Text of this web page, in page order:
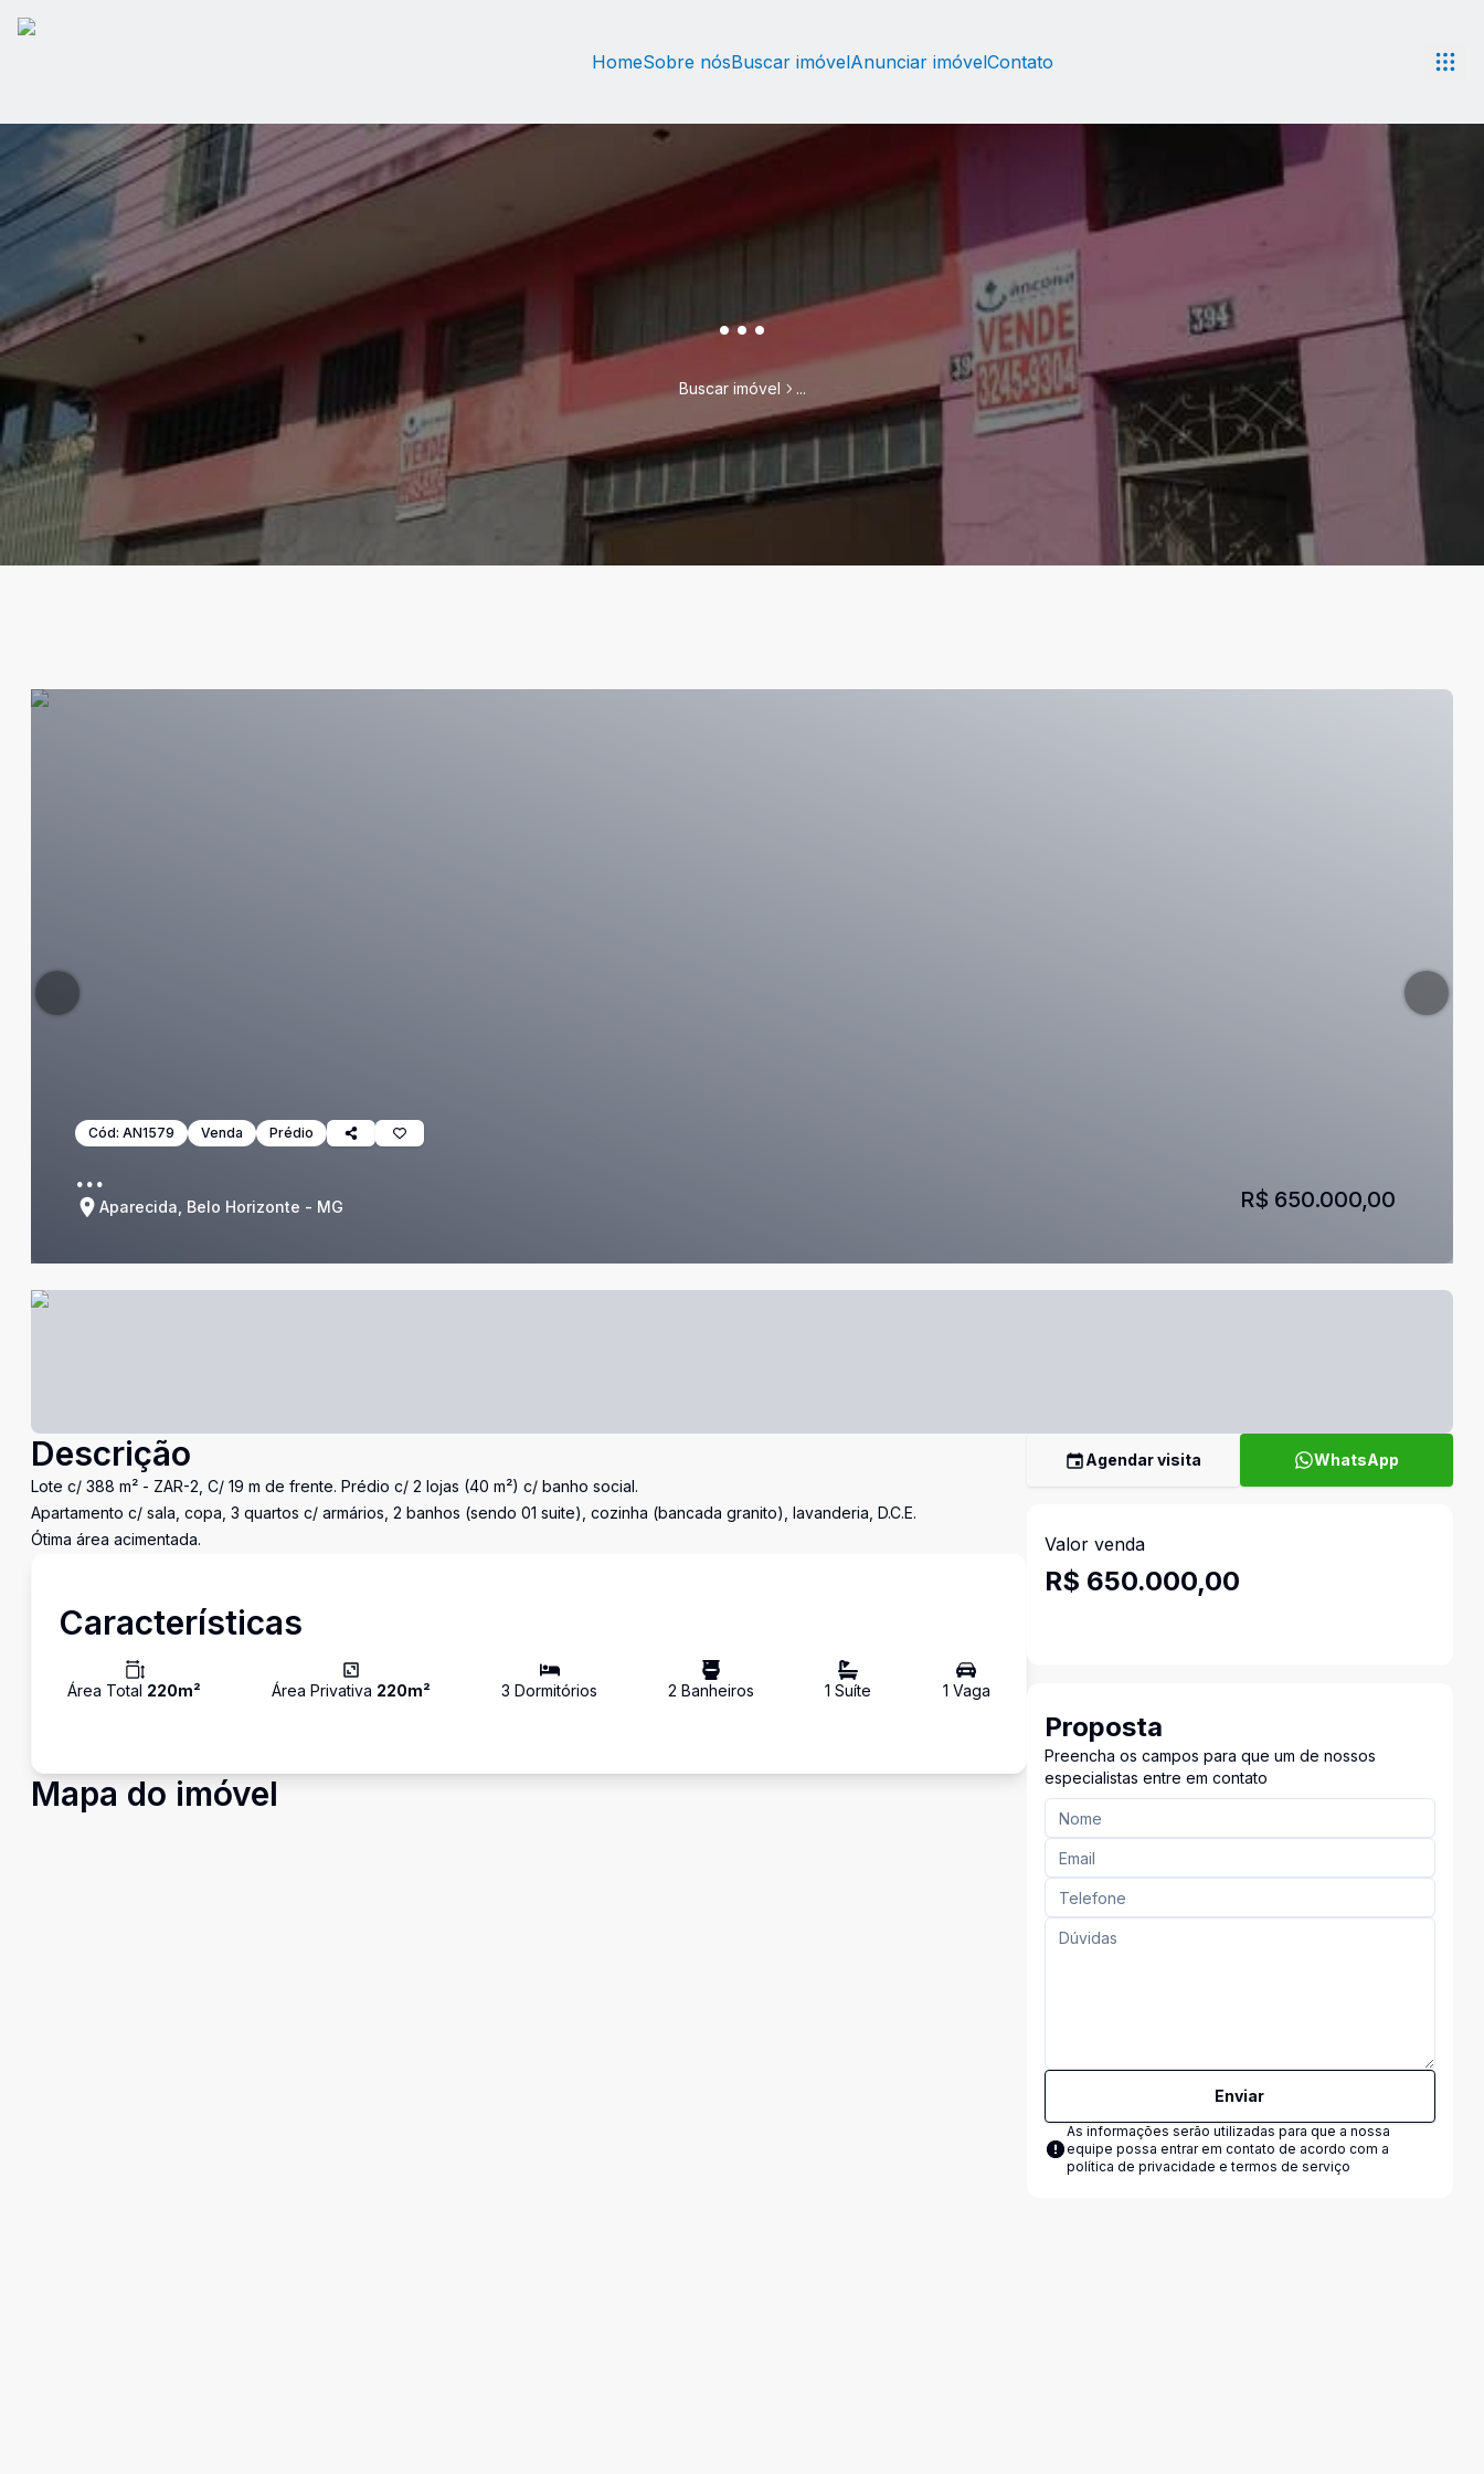
HomeSobre nósBuscar imóvelAnunciar imóvelContato
...
Buscar imóvel ...
Cód: AN1579 Venda Prédio
...
Aparecida, Belo Horizonte - MG R$ 650.000,00
Descrição
Lote c/ 388 m² - ZAR-2, C/ 19 m de frente. Prédio c/ 2 lojas (40 m²) c/ banho social.
Apartamento c/ sala, copa, 3 quartos c/ armários, 2 banhos (sendo 01 suite), cozinha (bancada granito), lavanderia, D.C.E.
Ótima área acimentada.
Características
Área Total 220m² Área Privativa 220m² 3 Dormitórios 2 Banheiros 1 Suíte 1 Vaga
Mapa do imóvel
Agendar visita WhatsApp
Valor venda
R$ 650.000,00
Proposta
Preencha os campos para que um de nossos
especialistas entre em contato
Enviar
As informações serão utilizadas para que a nossa
equipe possa entrar em contato de acordo com a
política de privacidade e termos de serviço